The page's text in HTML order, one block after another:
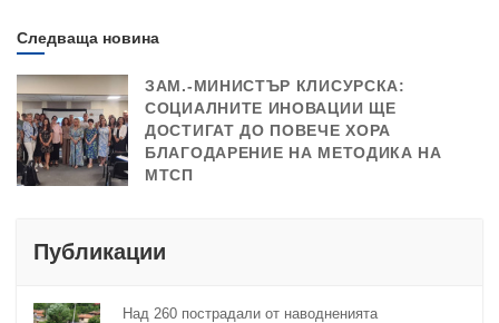
Следваща новина
ЗАМ.-МИНИСТЪР КЛИСУРСКА:
СОЦИАЛНИТЕ ИНОВАЦИИ ЩЕ
ДОСТИГАТ ДО ПОВЕЧЕ ХОРА
БЛАГОДАРЕНИЕ НА МЕТОДИКА НА
МТСП
Публикации
Над 260 пострадали от наводненията